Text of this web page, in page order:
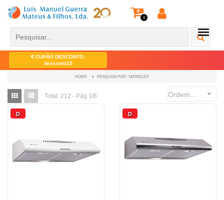
0
CUPÃO DESCONTO:
desconto15
HOME PESQUISA POR: 'MEIRELES'
Total: 212 - Pág 1/6 Ordem...
D D